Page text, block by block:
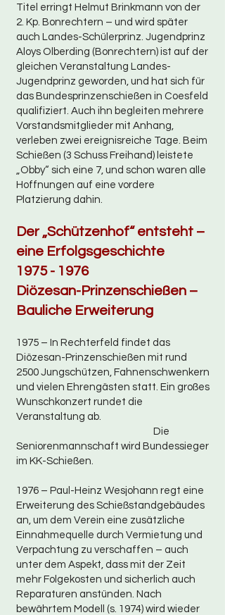
Titel erringt Helmut Brinkmann von der
2. Kp. Bonrechtern – und wird später
auch Landes-Schülerprinz. Jugendprinz
Aloys Olberding (Bonrechtern) ist auf der
gleichen Veranstaltung Landes-
Jugendprinz geworden, und hat sich für
das Bundesprinzenschießen in Coesfeld
qualifiziert. Auch ihn begleiten mehrere
Vorstandsmitglieder mit Anhang,
verleben zwei ereignisreiche Tage. Beim
Schießen (3 Schuss Freihand) leistete
„Obby“ sich eine 7, und schon waren alle
Hoffnungen auf eine vordere
Platzierung dahin.
Der „Schützenhof“ entsteht –
eine Erfolgsgeschichte
1975 - 1976
Diözesan-Prinzenschießen –
Bauliche Erweiterung
1975 – In Rechterfeld findet das
Diözesan-Prinzenschießen mit rund
2500 Jungschützen, Fahnenschwenkern
und vielen Ehrengästen statt. Ein großes
Wunschkonzert rundet die
Veranstaltung ab.
Die
Seniorenmannschaft wird Bundessieger
im KK-Schießen.
1976 – Paul-Heinz Wesjohann regt eine
Erweiterung des Schießstandgebäudes
an, um dem Verein eine zusätzliche
Einnahmequelle durch Vermietung und
Verpachtung zu verschaffen – auch
unter dem Aspekt, dass mit der Zeit
mehr Folgekosten und sicherlich auch
Reparaturen anstünden. Nach
bewährtem Modell (s. 1974) wird wieder